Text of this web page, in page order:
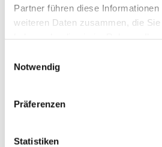
Partner führen diese
weiteren Daten zusammen, die
Notwendig
Präferenzen
Statistiken